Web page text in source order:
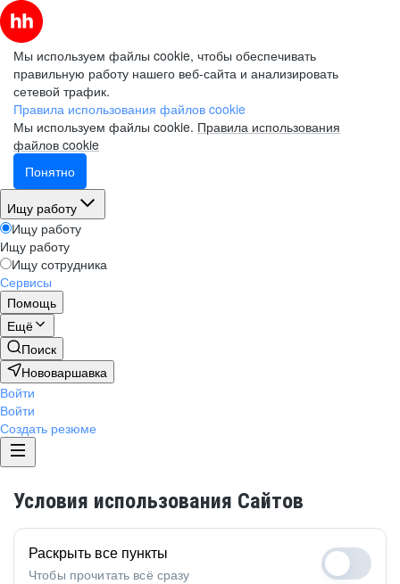
Мы используем файлы cookie, чтобы обеспечивать
правильную работу нашего веб-сайта и анализировать
сетевой трафик.
Правила использования файлов cookie
Мы используем файлы cookie. Правила использования
файлов cookie
Понятно
Ищу работу
Ищу работу
Ищу работу
Ищу сотрудника
Сервисы
Помощь
Ещё
Поиск
Нововаршавка
Войти
Войти
Создать резюме
Условия использования Сайтов
Раскрыть все пункты
Чтобы прочитать всё сразу